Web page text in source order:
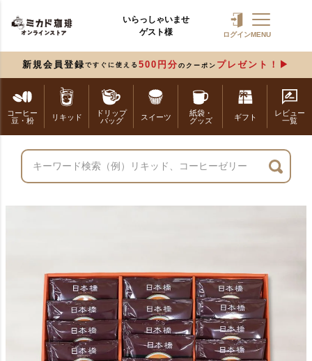
いらっしゃいませ
ゲスト様
ログインMENU
新規会員登録 ですぐに使える 500円分 のクーポン プレゼント！
コーヒー
豆・粉
リキッド
ドリップ
バッグ
スイーツ
紙袋・
グッズ
ギフト
レビュー
一覧